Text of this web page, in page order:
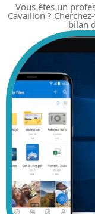
Vous êtes un
Cavaillon ?
bilan